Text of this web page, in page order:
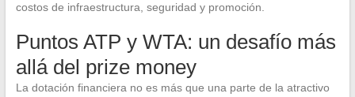
costos de infraestructura, seguridad y promoción.
Puntos ATP y WTA: un desafío más
allá del prize money
La dotación financiera no es más que una parte de la atractivo